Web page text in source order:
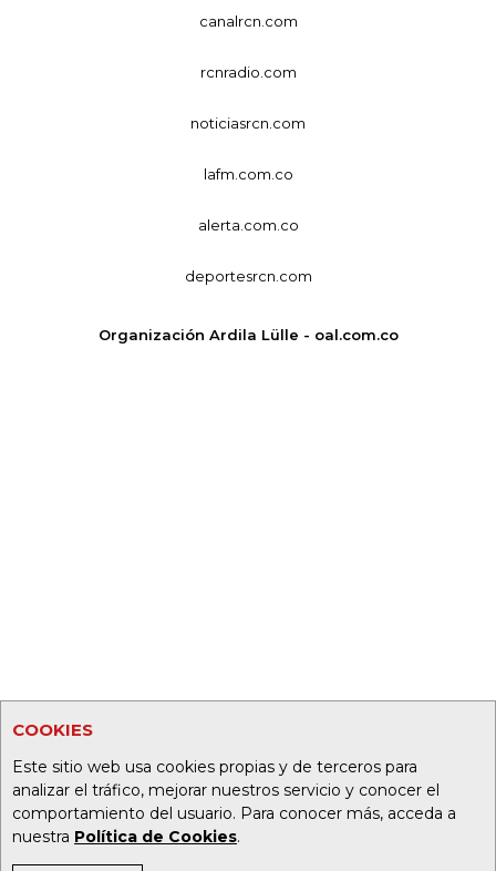
COOKIES
Este sitio web usa cookies propias y de terceros para
analizar el tráfico, mejorar nuestros servicio y conocer el
comportamiento del usuario. Para conocer más, acceda a
nuestra Política de Cookies.
canalrcn.com
rcnradio.com
noticiasrcn.com
lafm.com.co
alerta.com.co
deportesrcn.com
Organización Ardila Lülle - oal.com.co